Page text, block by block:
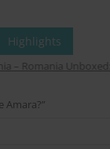
Highlights
– Romania
Amara?”